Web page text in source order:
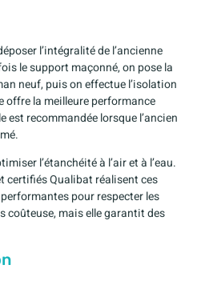
l’intégralité de l’ancienne
le support maçonné, on pose la
neuf, puis on effectue l’isolation
offre la meilleure performance
est recommandée lorsque l’ancien
l’étanchéité à l’air et à l’eau.
certifiés Qualibat réalisent ces
pour respecter les
coûteuse, mais elle garantit des